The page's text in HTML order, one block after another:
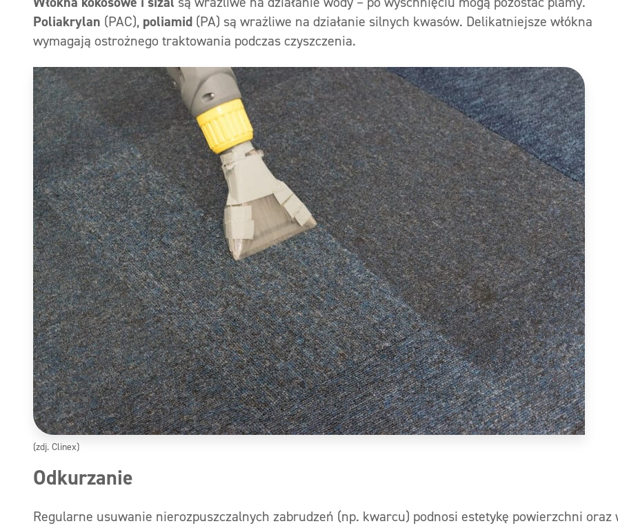
Poliakrylan (PAC), poliamid (PA) są wrażliwe na działanie silnych kwasów. Delikatniejsze włókna
wymagają ostrożnego traktowania podczas czyszczenia.
(zdj. Clinex)
Odkurzanie
Regularne usuwanie nierozpuszczalnych zabrudzeń (np. kwarcu) podnosi estetykę powierzchni oraz